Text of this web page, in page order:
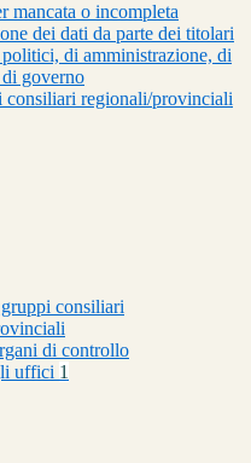
mancata o incompleta
dei dati da parte dei titolari
di amministrazione, di
governo
consiliari regionali/provinciali
consiliari
di controllo
uffici 1